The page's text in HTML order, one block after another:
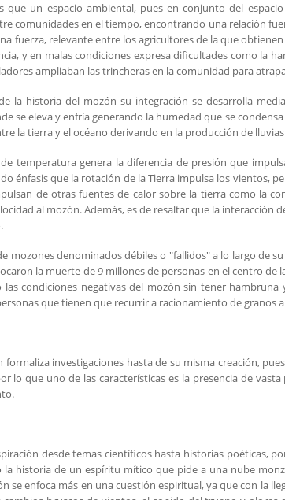
que un espacio ambiental, pues en conjunto del
comunidades en el tiempo, encontrando una relación
fuerza, relevante entre los agricultores de la que
y en malas condiciones expresa dificultades como la
ampliaban las trincheras en la comunidad para
la historia del mozón su integración se desarrolla
se eleva y enfría generando la humedad que se
la tierra y el océano derivando en la producción de
temperatura genera la diferencia de presión que
énfasis que la rotación de la Tierra impulsa los vientos,
de otras fuentes de calor sobre la tierra como la
al mozón. Además, es de resaltar que la interacción
mozones denominados débiles o "fallidos" a lo largo de
la muerte de 9 millones de personas en el centro de
condiciones negativas del mozón sin tener hambruna
que tienen que recurrir a racionamiento de granos
formaliza investigaciones hasta de su misma creación,
lo que uno de las características es la presencia de
desde temas científicos hasta historias poéticas,
la historia de un espíritu mítico que pide a una nube
se enfoca más en una cuestión espiritual, ya que con la